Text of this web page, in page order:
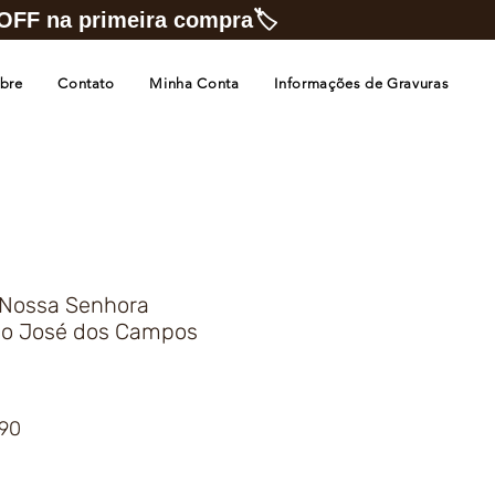
Contato Minha Conta Informações de Gravuras
OFF na primeira compra🏷️
Senhora
José dos Campos